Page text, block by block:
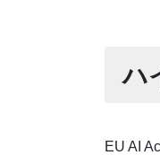
ハ
EU AI